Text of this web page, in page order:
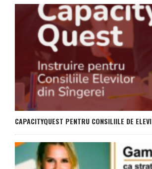
CAPACITYQUEST PENTRU CONSILIILE DE ELEVI